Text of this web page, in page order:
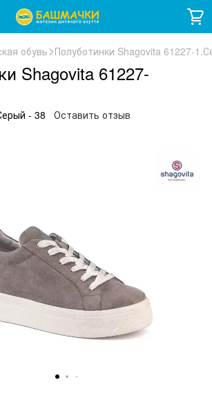
обувь Полуботинки Shagovita 61227-
Shagovita 61227-
- 38 Оставить отзыв